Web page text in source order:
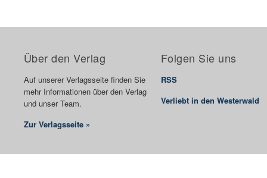
Über den Verlag
Auf unserer Verlagsseite finden Sie
mehr Informationen über den Verlag
und unser Team.
Zur Verlagsseite »
Folgen Sie uns
RSS
Verliebt in den Westerwald